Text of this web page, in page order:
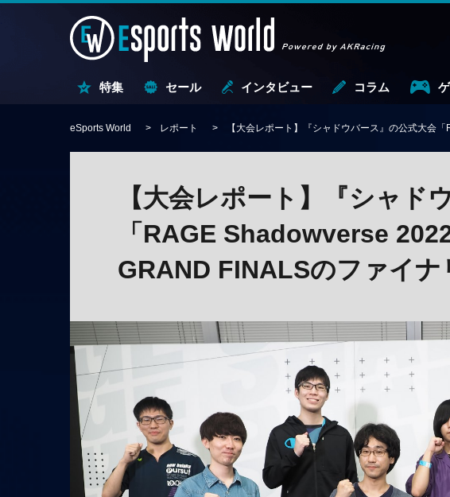
特集 セール インタビュー コラム
eSports World レポート 【大会レポート】『シャドウバース』の公式大会
【大会レポート】『シャド
「RAGE Shadowverse
GRAND FINALSのファイナ